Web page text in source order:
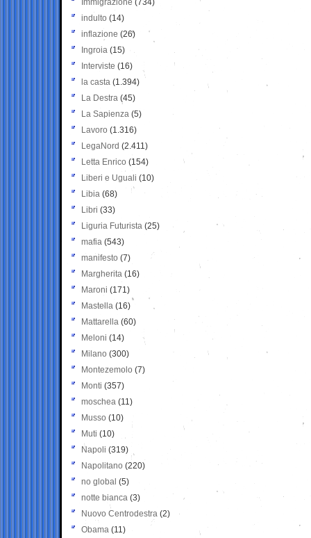
Immigrazione (734)
indulto (14)
inflazione (26)
Ingroia (15)
Interviste (16)
la casta (1.394)
La Destra (45)
La Sapienza (5)
Lavoro (1.316)
LegaNord (2.411)
Letta Enrico (154)
Liberi e Uguali (10)
Libia (68)
Libri (33)
Liguria Futurista (25)
mafia (543)
manifesto (7)
Margherita (16)
Maroni (171)
Mastella (16)
Mattarella (60)
Meloni (14)
Milano (300)
Montezemolo (7)
Monti (357)
moschea (11)
Musso (10)
Muti (10)
Napoli (319)
Napolitano (220)
no global (5)
notte bianca (3)
Nuovo Centrodestra (2)
Obama (11)